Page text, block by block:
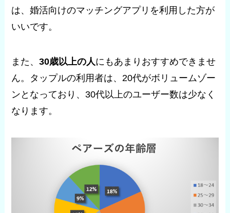
は、婚活向けのマッチングアプリを利用した方が
いいです。
また、30歳以上の人にもあまりおすすめできませ
ん。タップルの利用者は、20代がボリュームゾー
ンとなっており、30代以上のユーザー数は少なく
なります。